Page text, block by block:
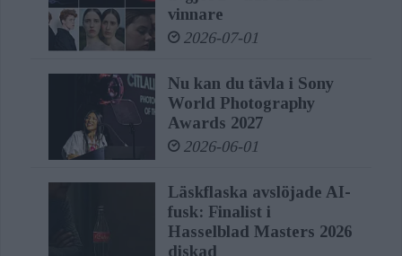
vinnare
2026-07-01
Nu kan du tävla i Sony
World Photography
Awards 2027
2026-06-01
Läskflaska avslöjade AI-
fusk: Finalist i
Hasselblad Masters 2026
diskad